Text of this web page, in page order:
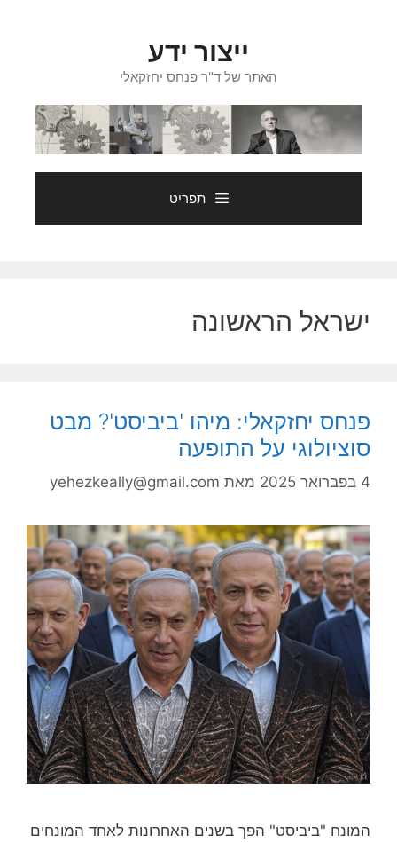
ייצור ידע
האתר של ד"ר פנחס יחזקאלי
תפריט
ישראל הראשונה
פנחס יחזקאלי: מיהו 'ביביסט'? מבט
סוציולוגי על התופעה
4 בפברואר 2025 מאת yehezkeally@gmail.com
המונח "ביביסט" הפך בשנים האחרונות לאחד המונחים